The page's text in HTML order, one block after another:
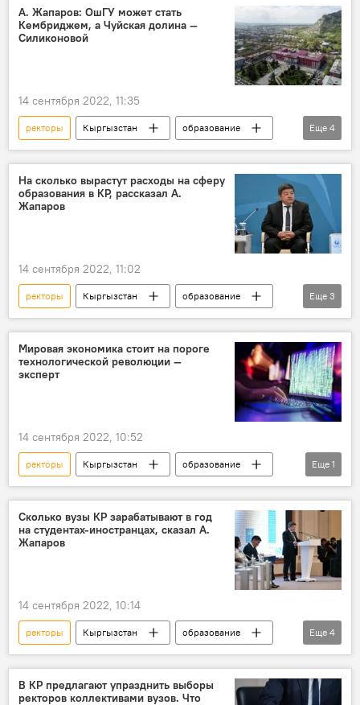
указ
А. Жапаров: ОшГУ может стать
Кембриджем, а Чуйская долина —
Силиконовой
14 сентября 2022, 11:35
ректоры Кыргызстан
образование
форум
Акылбек Жапаров
Еще 4
На сколько вырастут расходы на сферу
образования в КР, рассказал А.
Жапаров
14 сентября 2022, 11:02
ректоры Кыргызстан
образование
форум
Акылбек Жапаров
Новости Киргизии
Еще 3
Мировая экономика стоит на пороге
технологической революции —
эксперт
14 сентября 2022, 10:52
ректоры Кыргызстан
образование
форум
Еще 1
Сколько вузы КР зарабатывают в год
на студентах-иностранцах, сказал А.
Жапаров
14 сентября 2022, 10:14
ректоры Кыргызстан
образование
форум
Акылбек Жапаров
вузы
заработок
Еще 4
В КР предлагают упразднить выборы
ректоров коллективами вузов. Что